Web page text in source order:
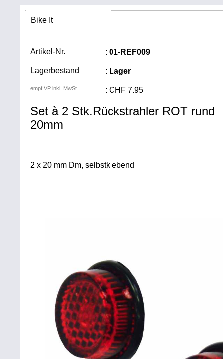
Bike It
Artikel-Nr. : 01-REF009
Lagerbestand : Lager
empf.VP inkl. MwSt. : CHF 7.95
Set à 2 Stk.Rückstrahler ROT rund
20mm
2 x 20 mm Dm, selbstklebend